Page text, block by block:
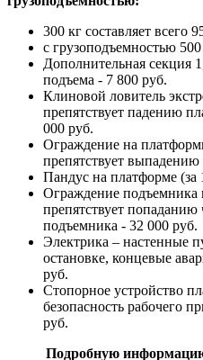
300 кг составляет всего
с грузоподъемностью
Дополнительная секция
подъема - 7 800 руб.
Клиновой ловитель
препятствует падению
000 руб.
Ограждение на
препятствует выпадению
Пандус на платформе (за
Ограждение подъемника
препятствует попаданию
подъемника - 32 000 руб.
Электрика – настенные
остановке, концевые
руб.
Стопорное устройство
безопасность рабочего
руб.
Подробную